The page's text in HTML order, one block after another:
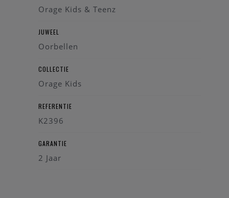
Orage Kids & Teenz
JUWEEL
Oorbellen
COLLECTIE
Orage Kids
REFERENTIE
K2396
GARANTIE
2 Jaar